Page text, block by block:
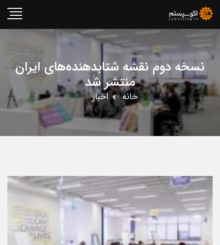
نسخه دوم نقشه شتابدهنده‌های ایران
منتشر شد
خانه اخبار